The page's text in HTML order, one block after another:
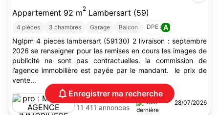
Appartement 92 m2 Lambersart (59)
4 pièces 3 chambres Garage Balcon DPE : A
Nglpm 4 pieces lambersart (59130) 2 livraison : septembre
2026 se renseigner pour les remises en cours les images de
publicité ne sont pas contractuelles. la commission de
l’agence immobilière est payée par le mandant. le prix de
vente...
MOGATI AGENCE
IMMOBILIERE
11 411 annonces
28/07/2026
Enregistrer ma recherche